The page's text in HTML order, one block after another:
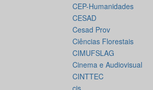
CEP-Humanidades
CESAD
Cesad Prov
Ciências Florestais
CIMUFSLAG
Cinema e Audiovisual
CINTTEC
cis